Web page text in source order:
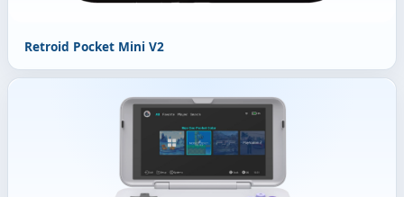
Retroid Pocket Mini V2